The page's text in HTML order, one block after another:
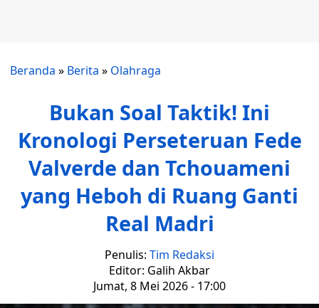
Beranda » Berita » Olahraga
Bukan Soal Taktik! Ini
Kronologi Perseteruan Fede
Valverde dan Tchouameni
yang Heboh di Ruang Ganti
Real Madri
Penulis: Tim Redaksi
Editor: Galih Akbar
Jumat, 8 Mei 2026 - 17:00